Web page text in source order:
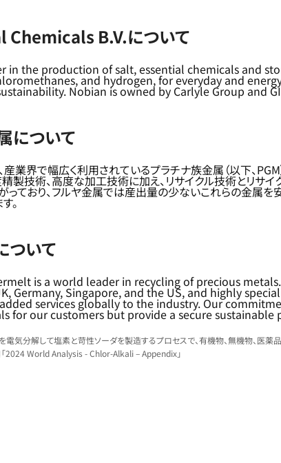
B.V.について
in the production of salt, essential chemicals and
and hydrogen, for everyday and
Nobian is owned by Carlyle Group and
について
業界で幅広く利用されているプラチナ族金属（以下、
製技術、高度な加工技術に加え、リサイクル技術とリサ
ており、フルヤ金属では産出量の少ないこれらの金属を
。
いて
is a world leader in recycling of precious
Germany, Singapore, and the US, and highly
services globally to the industry. Our
for our customers but provide a secure
電気分解して塩素と苛性ソーダを製造するプロセスで、有機物、無機物、医薬
2024 World Analysis - Chlor-Alkali – Appendix」